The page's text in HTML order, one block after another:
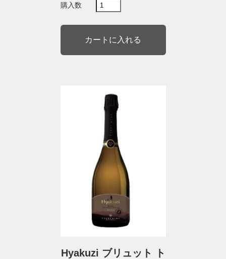
購入数
Hyakuzi ブリュット ト